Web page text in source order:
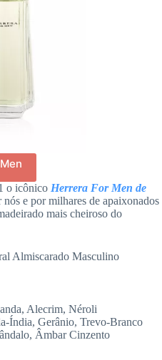
o icônico Herrera For Men de
nós e por milhares de apaixonados
mais cheiroso do
Almiscarado Masculino
Alecrim, Néroli
Índia, Gerânio, Trevo-Branco
Âmbar Cinzento